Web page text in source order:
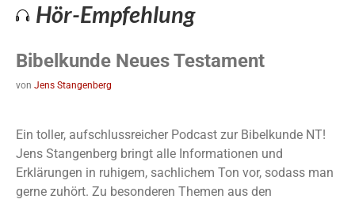
Hör-Empfehlung
Bibelkunde Neues Testament
von Jens Stangenberg
Ein toller, aufschlussreicher Podcast zur Bibelkunde NT!
Jens Stangenberg bringt alle Informationen und
Erklärungen in ruhigem, sachlichem Ton vor, sodass man
gerne zuhört. Zu besonderen Themen aus den